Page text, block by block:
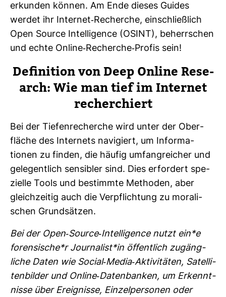
erkunden können. Am Ende dieses Guides
werdet ihr Internet-​Recherche, ein­schließ­lich
Open Source Intel­li­gence (OSINT), beherr­schen
und echte Online-​Recherche-​Profis sein!
Defi­ni­tion von Deep Online Rese­
arch: Wie man tief im Internet
recher­chiert
Bei der Tie­fen­re­cherche wird unter der Ober­
fläche des Inter­nets navi­giert, um Infor­ma­
tionen zu finden, die häufig umfang­rei­cher und
gele­gent­lich sen­si­bler sind. Dies erfor­dert spe­
zi­elle Tools und bestimmte Methoden, aber
gleich­zeitig auch die Ver­pflich­tung zu mora­li­
schen Grund­sätzen.
Bei der Open-​Source-​Intel­li­gence nutzt ein*e
foren­si­sche*r Jour­na­list*in öffent­lich zugäng­
liche Daten wie Social-​Media-​Akti­vi­täten, Satel­li­
ten­bilder und Online-​Daten­banken, um Erkennt­
nisse über Ereig­nisse, Ein­zel­per­sonen oder